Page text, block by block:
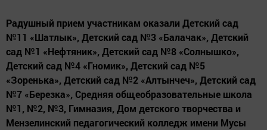
Радушный прием участникам оказали Детский сад
№11 «Шатлык», Детский сад №3 «Балачак», Детский
сад №1 «Нефтяник», Детский сад №8 «Солнышко»,
Детский сад №4 «Гномик», Детский сад №5
«Зоренька», Детский сад №2 «Алтынчеч», Детский сад
№7 «Березка», Средняя общеобразовательные школа
№1, №2, №3, Гимназия, Дом детского творчества и
Мензелинский педагогический колледж имени Мусы